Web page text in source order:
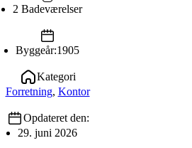
2 Badeværelser
Byggeår:1905
Kategori
Forretning, Kontor
Opdateret den:
29. juni 2026